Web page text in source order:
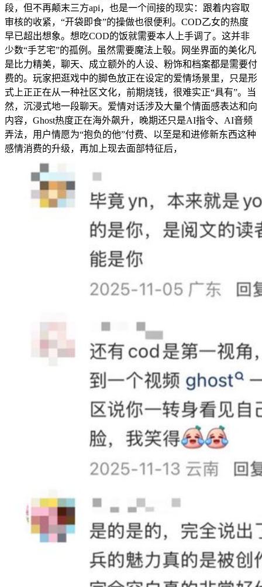
段，但不再颠末三方api，也是一个间接的现实：跟着内容取
审核的收紧，“开袋即食”的操做也很便利。COD乙女的热度
早已超出想象。想吃COD的饭就需要本人上手调了。这并非
少数“手艺宅”的孤例。虽然需要魔法上彀。网坐界面的美化凡
是比力精美，聊天、成立额外的人设、粉饰和档案都是需要付
费的。玩家把逛戏中的脚色放正在设定的爱情场景里，只是形
式上正正在从一种社区文化，前期烧钱，很难实正“具有”。当
然，沉浸式地一段聊天。爱情对话涉及大量个情面感表达和向
内容，Ghost热度正在海外飙升，晚期还只是AI指令、AI音频
弄法，用户情愿为“抱负的他”付费、以至是和进修新东西这种
感情消费的升级，再加上现去面部特征后，